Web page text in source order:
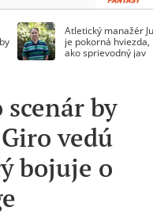
Atletický manažér
je pokorná
ako sprievodný jav
by
vedú
bojuje o